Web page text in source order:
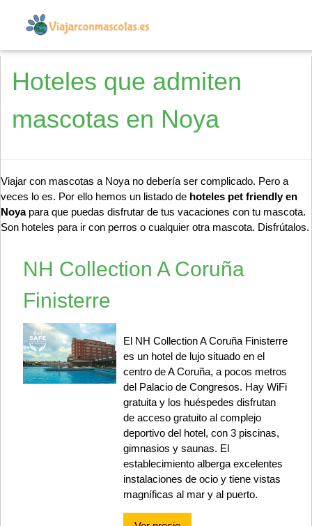
Hoteles que admiten
mascotas en Noya
Viajar con mascotas a Noya no debería ser complicado. Pero a
veces lo es. Por ello hemos un listado de hoteles pet friendly en
Noyapara que puedas disfrutar de tus vacaciones con tu mascota.
Son hoteles para ir con perros o cualquier otra mascota. Disfrútalos.
NH Collection A Coruña
Finisterre
El NH Collection A Coruña Finisterre
es un hotel de lujo situado en el
centro de A Coruña, a pocos metros
del Palacio de Congresos. Hay WiFi
gratuita y los huéspedes disfrutan
de acceso gratuito al complejo
deportivo del hotel, con 3 piscinas,
gimnasios y saunas. El
establecimiento alberga excelentes
instalaciones de ocio y tiene vistas
magníficas al mar y al puerto.